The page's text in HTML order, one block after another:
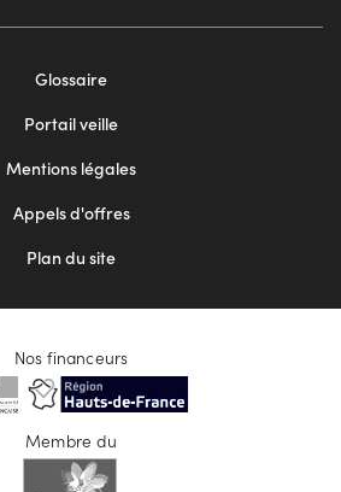
Glossaire
Portail veille
Mentions légales
Appels d'offres
Plan du site
Nos financeurs
Membre du